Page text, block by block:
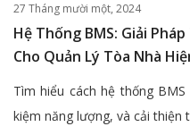
27 Tháng mười một, 2024
Hệ Thống BMS: Giải
Cho Quản Lý Tòa Nhà
Tìm hiểu cách hệ thống
kiệm năng lượng, và cải thiện